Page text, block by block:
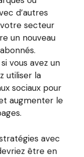
d’autres
secteur
un nouveau
vous avez un
utiliser la
sociaux pour
augmenter le
avec
être en